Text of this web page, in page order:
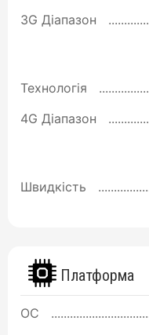
3G Діапазон
Технологія
4G Діапазон
Швидкість
Платформа
ОС